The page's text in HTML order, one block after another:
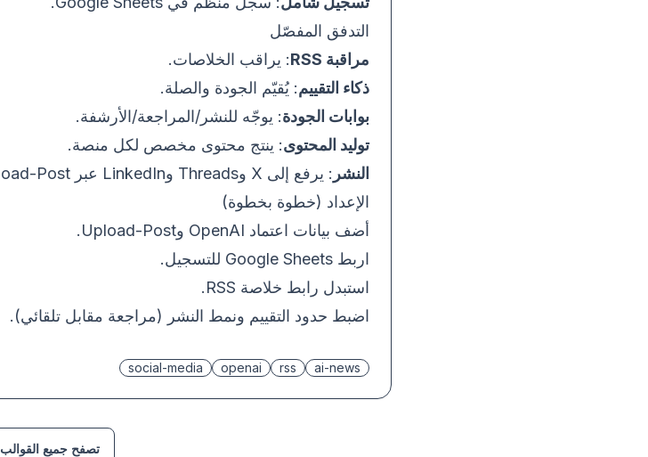
التدفق المفصّل
مراقبة RSS
: يراقب الخلاصات.
ذكاء التقييم: يُقيّم الجودة والصلة.
بوابات الجودة: يوجّه للنشر/المراجعة/الأرشفة.
توليد المحتوى: ينتج محتوى مخصص لكل منصة.
النشر : يرفع إلى X وThreads وLinkedIn عبر Upload-Post.
الإعداد (خطوة بخطوة)
أضف بيانات اعتماد OpenAI وUpload-Post.
اربط Google Sheets للتسجيل.
استبدل رابط خلاصة RSS.
اضبط حدود التقييم ونمط النشر (مراجعة مقابل تلقائي).
ai-news
rss
openai
social-media
تصفح جميع القوالب